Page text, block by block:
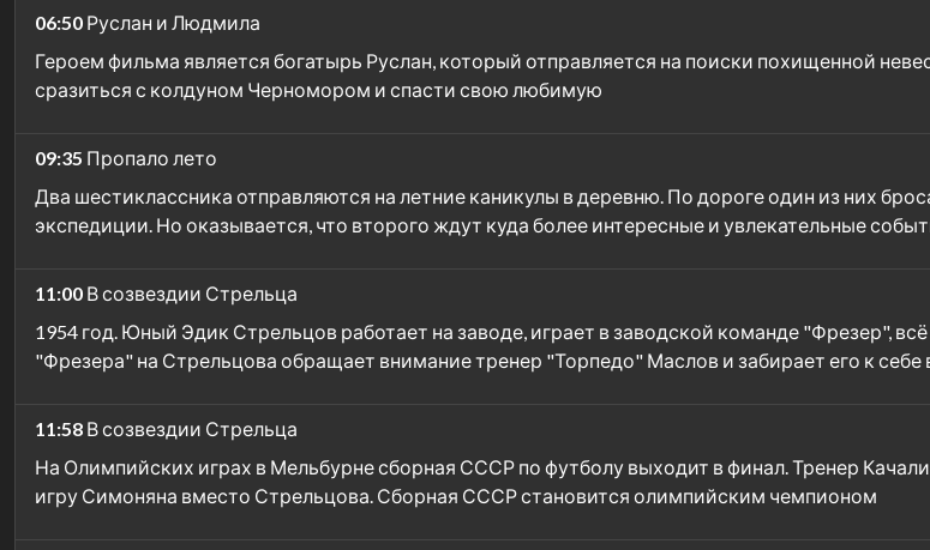
06:50 Руслан и Людмила
Героем фильма является богатырь Руслан, который отправляется на поиски похищенной
сразиться с колдуном Черномором и спасти свою любимую
09:35 Пропало лето
Два шестиклассника отправляются на летние каникулы в деревню. По дороге один из них
экспедиции. Но оказывается, что второго ждут куда более интересные и увлекательные
11:00 В созвездии Стрельца
1954 год. Юный Эдик Стрельцов работает на заводе, играет в заводской команде "Фрезер",
"Фрезера" на Стрельцова обращает внимание тренер "Торпедо" Маслов и забирает его к себе
11:58 В созвездии Стрельца
На Олимпийских играх в Мельбурне сборная СССР по футболу выходит в финал. Тренер
игру Симоняна вместо Стрельцова. Сборная СССР становится олимпийским чемпионом